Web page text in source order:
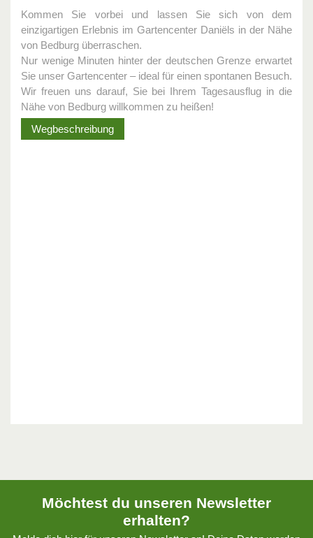
Kommen Sie vorbei und lassen Sie sich von dem
einzigartigen Erlebnis im Gartencenter Daniëls in der Nähe
von Bedburg überraschen.
Nur wenige Minuten hinter der deutschen Grenze erwartet
Sie unser Gartencenter – ideal für einen spontanen Besuch.
Wir freuen uns darauf, Sie bei Ihrem Tagesausflug in die
Nähe von Bedburg willkommen zu heißen!
Wegbeschreibung
Möchtest du unseren Newsletter
erhalten?